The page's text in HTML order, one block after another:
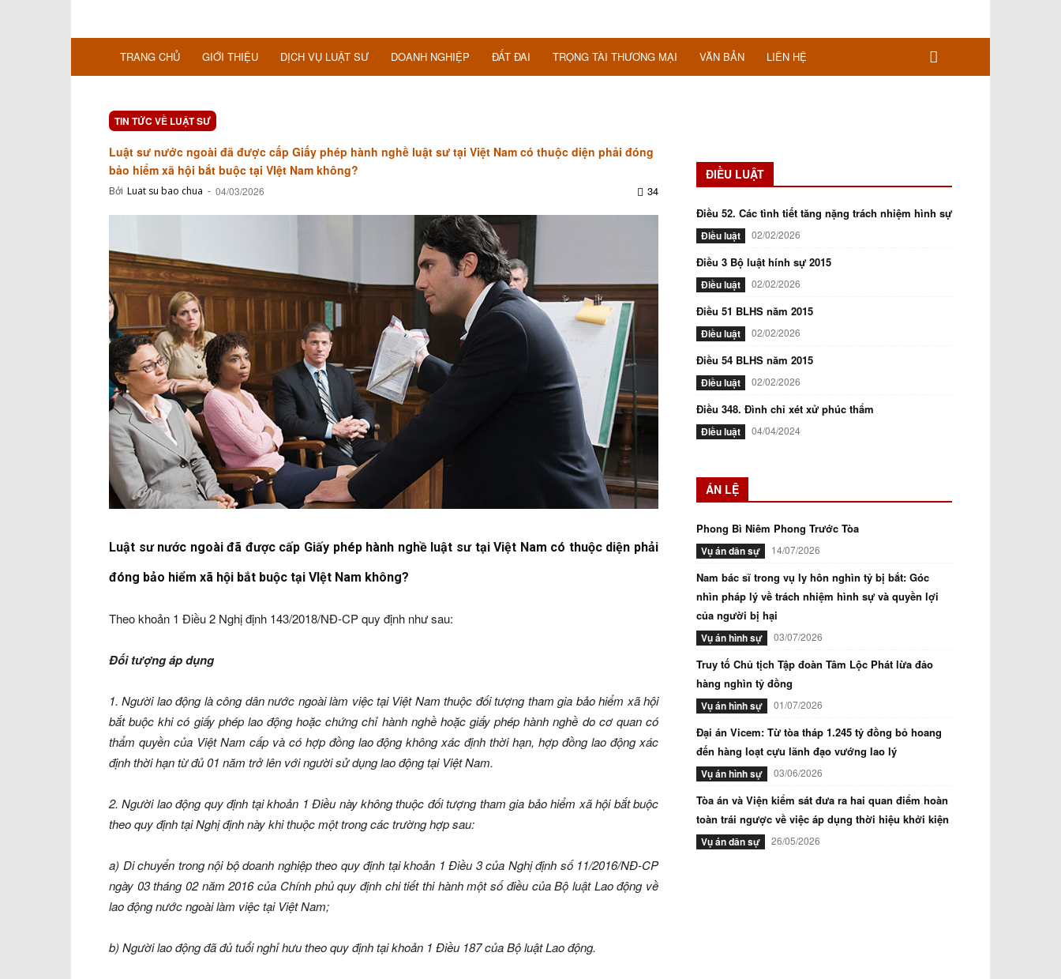
TRANG CHỦ GIỚI THIỆU DỊCH VỤ LUẬT SƯ DOANH NGHIỆP ĐẤT ĐAI TRỌNG TÀI THƯƠNG MẠI VĂN BẢN LIÊN HỆ
TIN TỨC VỀ LUẬT SƯ
Luật sư nước ngoài đã được cấp Giấy phép hành nghề luật sư tại Việt Nam có thuộc diện phải đóng
bảo hiểm xã hội bắt buộc tại VIệt Nam không?
Bởi Luat su bao chua - 04/03/2026 34
Luật sư nước ngoài đã được cấp Giấy phép hành nghề luật sư tại Việt Nam có thuộc diện phải
đóng bảo hiểm xã hội bắt buộc tại VIệt Nam không?
Theo khoản 1 Điều 2 Nghị định 143/2018/NĐ-CP quy định như sau:
Đối tượng áp dụng
1. Người lao động là công dân nước ngoài làm việc tại Việt Nam thuộc đối tượng tham gia bảo hiểm xã hội
bắt buộc khi có giấy phép lao động hoặc chứng chỉ hành nghề hoặc giấy phép hành nghề do cơ quan có
thẩm quyền của Việt Nam cấp và có hợp đồng lao động không xác định thời hạn, hợp đồng lao động xác
định thời hạn từ đủ 01 năm trở lên với người sử dụng lao động tại Việt Nam.
2. Người lao động quy định tại khoản 1 Điều này không thuộc đối tượng tham gia bảo hiểm xã hội bắt buộc
theo quy định tại Nghị định này khi thuộc một trong các trường hợp sau:
a) Di chuyển trong nội bộ doanh nghiệp theo quy định tại khoản 1 Điều 3 của Nghị định số 11/2016/NĐ-CP
ngày 03 tháng 02 năm 2016 của Chính phủ quy định chi tiết thi hành một số điều của Bộ luật Lao động về
lao động nước ngoài làm việc tại Việt Nam;
b) Người lao động đã đủ tuổi nghỉ hưu theo quy định tại khoản 1 Điều 187 của Bộ luật Lao động.
ĐIỀU LUẬT
Điều 52. Các tình tiết tăng nặng trách nhiệm hình sự
Điều luật 02/02/2026
Điều 3 Bộ luật hính sự 2015
Điều luật 02/02/2026
Điều 51 BLHS năm 2015
Điều luật 02/02/2026
Điều 54 BLHS năm 2015
Điều luật 02/02/2026
Điều 348. Đình chỉ xét xử phúc thẩm
Điều luật 04/04/2024
ÁN LỆ
Phong Bì Niêm Phong Trước Tòa
Vụ án dân sự 14/07/2026
Nam bác sĩ trong vụ ly hôn nghìn tỷ bị bắt: Góc
nhìn pháp lý về trách nhiệm hình sự và quyền lợi
của người bị hại
Vụ án hình sự 03/07/2026
Truy tố Chủ tịch Tập đoàn Tâm Lộc Phát lừa đảo
hàng nghìn tỷ đồng
Vụ án hình sự 01/07/2026
Đại án Vicem: Từ tòa tháp 1.245 tỷ đồng bỏ hoang
đến hàng loạt cựu lãnh đạo vướng lao lý
Vụ án hình sự 03/06/2026
Tòa án và Viện kiểm sát đưa ra hai quan điểm hoàn
toàn trái ngược về việc áp dụng thời hiệu khởi kiện
Vụ án dân sự 26/05/2026